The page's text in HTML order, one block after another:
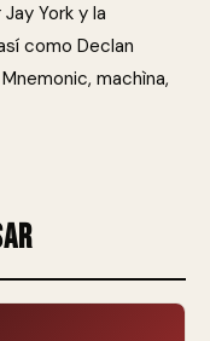
York y la
como Declan
machìna,